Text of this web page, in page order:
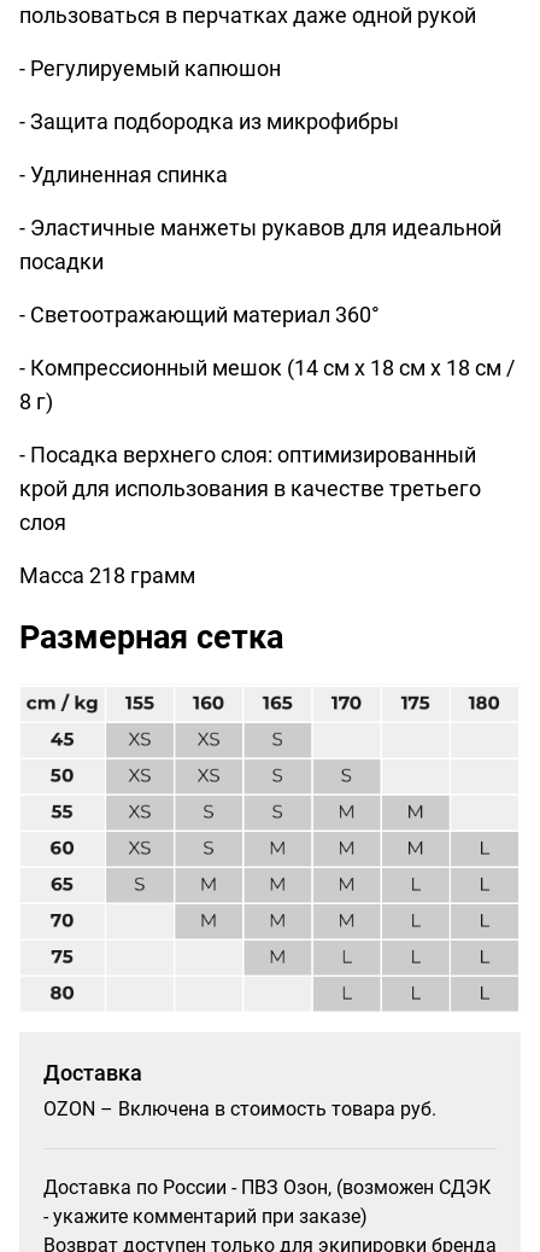
пользоваться в перчатках даже одной рукой
- Регулируемый капюшон
- Защита подбородка из микрофибры
- Удлиненная спинка
- Эластичные манжеты рукавов для идеальной
посадки
- Светоотражающий материал 360°
- Компрессионный мешок (14 см x 18 см x 18 см /
8 г)
- Посадка верхнего слоя: оптимизированный
крой для использования в качестве третьего
слоя
Масса 218 грамм
Размерная сетка
Доставка
OZON – Включена в стоимость товара руб.
Доставка по России - ПВЗ Озон, (возможен СДЭК
- укажите комментарий при заказе)
Возврат доступен только для экипировки бренда